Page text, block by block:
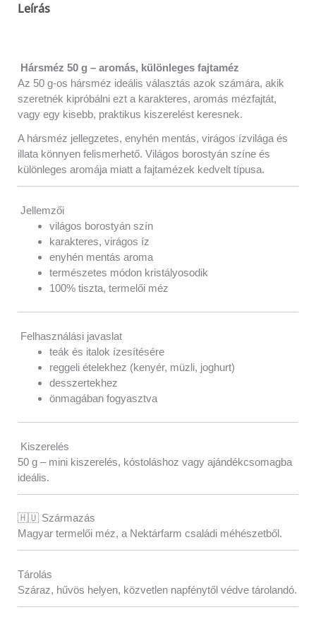
Leírás
Hársméz 50 g – aromás, különleges fajtaméz
Az 50 g-os hársméz ideális választás azok számára, akik
szeretnék kipróbálni ezt a karakteres, aromás mézfajtát,
vagy egy kisebb, praktikus kiszerelést keresnek.
A hársméz jellegzetes, enyhén mentás, virágos ízvilága és
illata könnyen felismerhető. Világos borostyán színe és
különleges aromája miatt a fajtamézek kedvelt típusa.
Jellemzői
világos borostyán szín
karakteres, virágos íz
enyhén mentás aroma
természetes módon kristályosodik
100% tiszta, termelői méz
Felhasználási javaslat
teák és italok ízesítésére
reggeli ételekhez (kenyér, müzli, joghurt)
desszertekhez
önmagában fogyasztva
Kiszerelés
50 g – mini kiszerelés, kóstoláshoz vagy ajándékcsomagba
ideális.
🇭🇺 Származás
Magyar termelői méz, a Nektárfarm családi méhészetből.
Tárolás
Száraz, hűvös helyen, közvetlen napfénytől védve tárolandó.